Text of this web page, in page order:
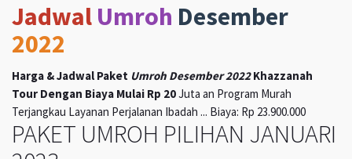
Jadwal Umroh Desember
2022
Harga & Jadwal Paket Umroh Desember 2022Khazzanah
Tour Dengan Biaya Mulai Rp 20Juta an Program Murah
Terjangkau Layanan Perjalanan Ibadah ... Biaya: Rp 23.900.000
PAKET UMROH PILIHAN JANUARI